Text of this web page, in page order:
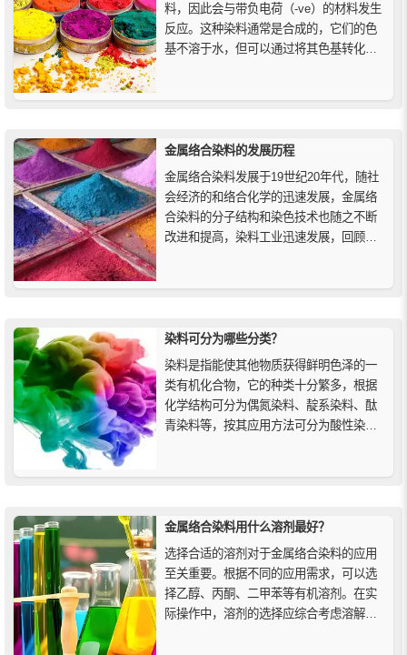
料，因此会与带负电荷（-ve）的材料发生
反应。这种染料通常是合成的，它们的色
基不溶于水，但可以通过将其色基转化为
金属络合染料的发展历程
金属络合染料发展于19世纪20年代，随社
会经济的和络合化学的迅速发展，金属络
合染料的分子结构和染色技术也随之不断
改进和提高，染料工业迅速发展，回顾金
染料可分为哪些分类？
染料是指能使其他物质获得鲜明色泽的一
类有机化合物，它的种类十分繁多，根据
化学结构可分为偶氮染料、靛系染料、酞
青染料等，按其应用方法可分为酸性染
金属络合染料用什么溶剂最好？
选择合适的溶剂对于金属络合染料的应用
至关重要。根据不同的应用需求，可以选
择乙醇、丙酮、二甲苯等有机溶剂。在实
际操作中，溶剂的选择应综合考虑溶解